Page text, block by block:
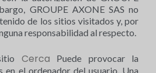
GROUPE AXONE SAS no
de los sitios visitados y, por
responsabilidad al respecto.
Cerca Puede provocar la
en el ordenador del usuario. Una